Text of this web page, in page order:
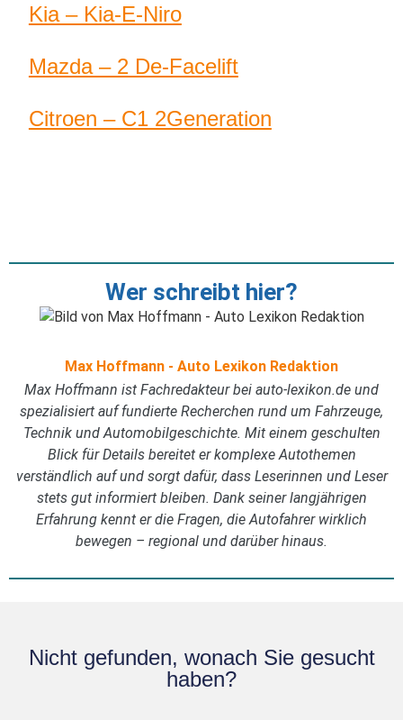
Kia – Kia-E-Niro
Mazda – 2 De-Facelift
Citroen – C1 2Generation
Wer schreibt hier?
Max Hoffmann - Auto Lexikon Redaktion
Max Hoffmann ist Fachredakteur bei auto-lexikon.de und
spezialisiert auf fundierte Recherchen rund um Fahrzeuge,
Technik und Automobilgeschichte. Mit einem geschulten
Blick für Details bereitet er komplexe Autothemen
verständlich auf und sorgt dafür, dass Leserinnen und Leser
stets gut informiert bleiben. Dank seiner langjährigen
Erfahrung kennt er die Fragen, die Autofahrer wirklich
bewegen – regional und darüber hinaus.
Nicht gefunden, wonach Sie gesucht
haben?